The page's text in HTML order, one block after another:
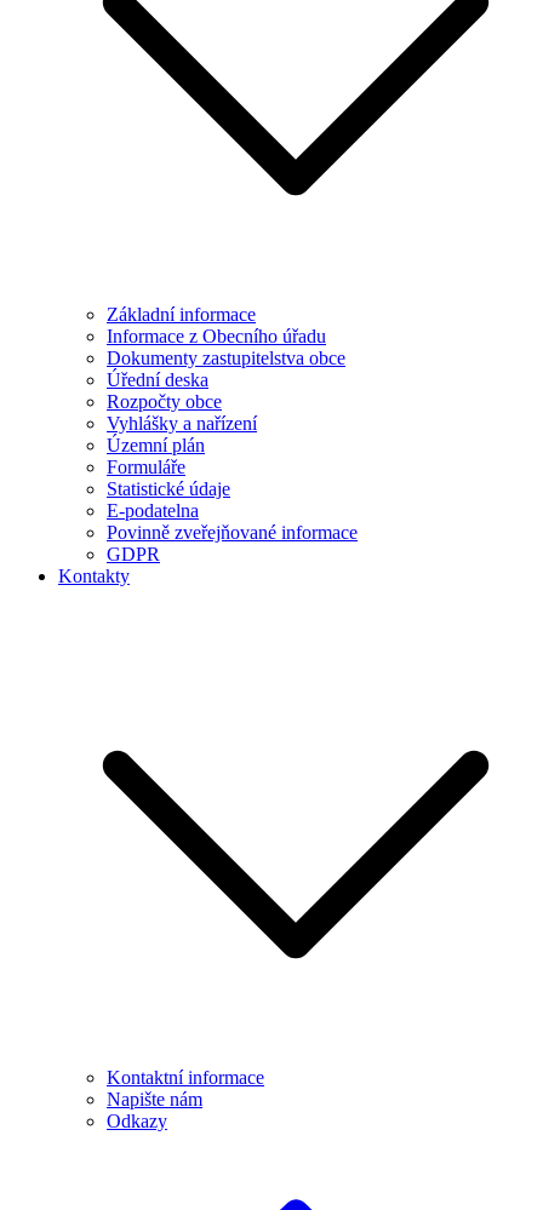
Základní informace
Informace z Obecního úřadu
Dokumenty zastupitelstva obce
Úřední deska
Rozpočty obce
Vyhlášky a nařízení
Územní plán
Formuláře
Statistické údaje
E-podatelna
Povinně zveřejňované informace
GDPR
Kontakty
Kontaktní informace
Napište nám
Odkazy